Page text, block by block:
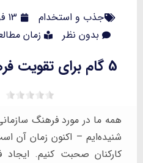
جذب و استخدام 13 فروردین 1402
بدون نظر
زمان
5 گام برای تقویت فرهنگ ارجاع کارکنان
همه ما در مورد فرهنگ
شنیده‌ایم – اکنون زمان آن
کارکنان صحبت کنیم.